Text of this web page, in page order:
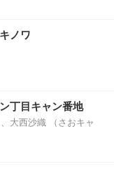
ノワ
丁目キャン番地
大西沙織 （さおキャ